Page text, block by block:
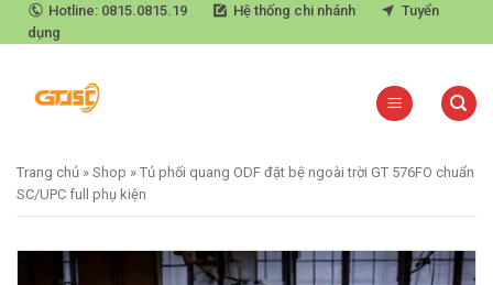
Skip
to
Hotline: 0815.0815.19 Hệ thống chi nhánh
Tuyển
dụng
Trang chủ » Shop » Tủ phối quang ODF đặt bệ ngoài trời GT 576FO chuẩn
SC/UPC full phụ kiện